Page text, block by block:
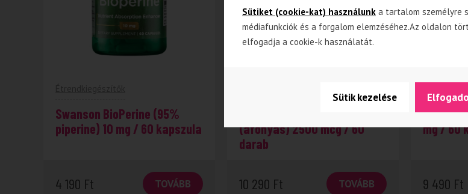
Swanson BioPerine (95%
piperine) 10 mg / 60 kapszula
4 190 Ft TOVÁBB
(áfonyás) 2500 mcg / 60
darab
10 290 Ft TOVÁBB
mg / 60
9 490 Ft
Sütiket (cookie-kat) használunk a tartalom személyre
médiafunkciók és a forgalom elemzéséhez.Az oldalon
elfogadja a cookie-k használatát.
Sütik kezelése